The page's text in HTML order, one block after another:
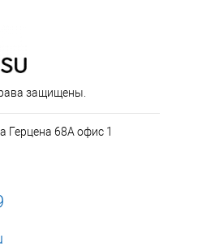
защищены.
Герцена 68А офис 1